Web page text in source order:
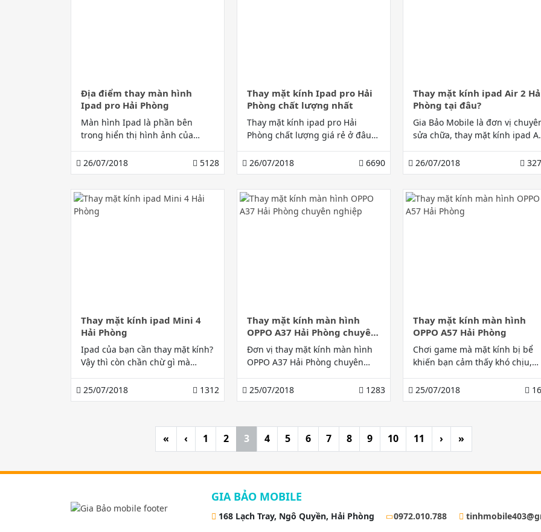
Địa điểm thay màn hình
Ipad pro Hải Phòng
Màn hình Ipad là phần bên
trong hiển thị hình ảnh của
mặt kính Ipad. Thay màn hình
Ipad pro Hải Phòng tại Gia Bảo
26/07/2018 5128
Thay mặt kính Ipad pro Hải
Phòng chất lượng nhất
Thay mặt kính ipad pro Hải
Phòng chất lượng giá rẻ ở đâu.
hảo dành cho bạn.
26/07/2018 6690
Thay mặt kính ipad Air 2
Phòng tại đâu?
Gia Bảo Mobile là đơn vị
sửa chữa, thay mặt kính ipad
lượng tốt nhất. Khách hàng có
thể hoàn toàn yên tâm về dịch
26/07/2018
Thay mặt kính ipad Mini 4
Hải Phòng
Ipad của bạn cần thay mặt kính?
Vậy thì còn chần chừ gì mà
Mobile – Dịch vụ thay mặt kính
ipad Mini 4 Hải Phòng chất
25/07/2018 1312
Thay mặt kính màn hình
OPPO A37 Hải Phòng chuyên
nghiệp
Đơn vị thay mặt kính màn hình
OPPO A37 Hải Phòng chuyên
Bảo Mobile, truy cập website
http://suadienthoaihaiphong.co
25/07/2018 1283
Thay mặt kính màn hình
OPPO A57 Hải Phòng
Chơi game mà mặt kính bị bể
khiến bạn cảm thấy khó chịu,
màn hình OPPO A57 Hải Phòng
25/07/2018
« ‹ 1 2 3 4 5 6 7 8 9 10 11 › »
GIA BẢO MOBILE
168 Lạch Tray, Ngô Quyền, Hải Phòng 0972.010.788